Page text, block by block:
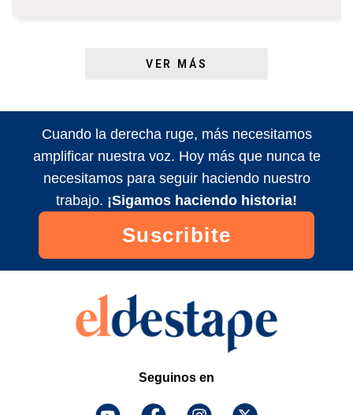
VER MÁS
Cuando la derecha ruge, más necesitamos
amplificar nuestra voz. Hoy más que nunca te
necesitamos para seguir haciendo nuestro
trabajo. ¡Sigamos haciendo historia!
Suscribite
Seguinos en